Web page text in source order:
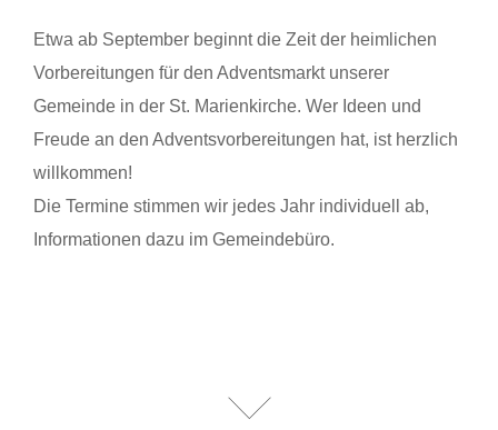
Etwa ab September beginnt die Zeit der heimlichen
Vorbereitungen für den Adventsmarkt unserer
Gemeinde in der St. Marienkirche. Wer Ideen und
Freude an den Adventsvorbereitungen hat, ist herzlich
willkommen!
Die Termine stimmen wir jedes Jahr individuell ab,
Informationen dazu im Gemeindebüro.